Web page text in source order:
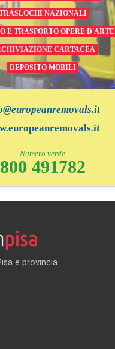
NAZIONALI
E TRASPORTO OPERE D'ARTE
CARTACEA
DEPOSITO MOBILI
Numero verde
800 491782
e provincia